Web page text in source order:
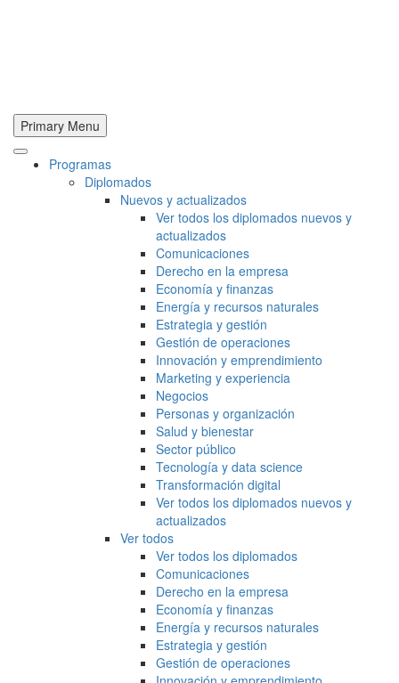
Primary Menu
Programas
Diplomados
Nuevos y actualizados
Ver todos los diplomados nuevos y
actualizados
Comunicaciones
Derecho en la empresa
Economía y finanzas
Energía y recursos naturales
Estrategia y gestión
Gestión de operaciones
Innovación y emprendimiento
Marketing y experiencia
Negocios
Personas y organización
Salud y bienestar
Sector público
Tecnología y data science
Transformación digital
Ver todos los diplomados nuevos y
actualizados
Ver todos
Ver todos los diplomados
Comunicaciones
Derecho en la empresa
Economía y finanzas
Energía y recursos naturales
Estrategia y gestión
Gestión de operaciones